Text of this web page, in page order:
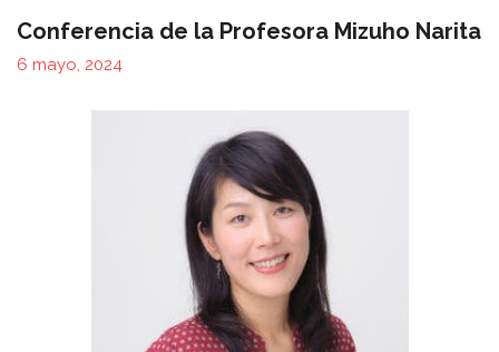
Conferencia de la Profesora Mizuho Narita
6 mayo, 2024